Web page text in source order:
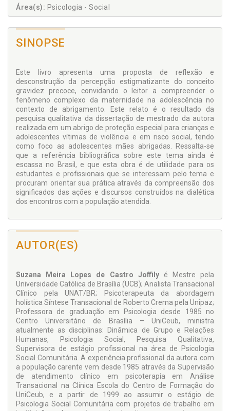
Área(s): Psicologia - Social
SINOPSE
Este livro apresenta uma proposta de reflexão e
desconstrução da percepção estigmatizante do conceito
gravidez precoce, convidando o leitor a compreender o
fenômeno complexo da maternidade na adolescência no
contexto de abrigamento. Este relato é o resultado da
pesquisa qualitativa da dissertação de mestrado da autora
realizada em um abrigo de proteção especial para crianças e
adolescentes vítimas de violência e em risco social, tendo
como foco as adolescentes mães abrigadas. Ressalta-se
que a referência bibliográfica sobre este tema ainda é
escassa no Brasil, e que esta obra é de utilidade para os
estudantes e profissionais que se interessam pelo tema e
procuram orientar sua prática através da compreensão dos
significados das ações e discursos construídos na dialética
dos encontros com a população atendida.
AUTOR(ES)
Suzana Meira Lopes de Castro Joffily é Mestre pela
Universidade Católica de Brasília (UCB); Analista Transacional
Clínico pela UNAT/BR; Psicoterapeuta da abordagem
holística Síntese Transacional de Roberto Crema pela Unipaz;
Professora de graduação em Psicologia desde 1985 no
Centro Universitário de Brasília – UniCeub, ministra
atualmente as disciplinas: Dinâmica de Grupo e Relações
Humanas, Psicologia Social, Pesquisa Qualitativa,
Supervisora de estágio profissional na área de Psicologia
Social Comunitária. A experiência profissional da autora com
a população carente vem desde 1985 através da Supervisão
de atendimento clínico em psicoterapia em Análise
Transacional na Clínica Escola do Centro de Formação do
UniCeub, e a partir de 1999 ao assumir o estágio de
Psicologia Social Comunitária com projetos de trabalho em